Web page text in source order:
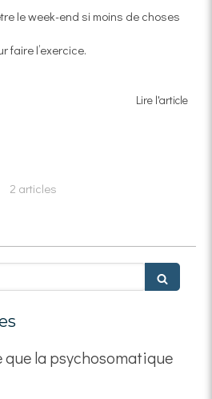
le week-end si moins de choses
faire l’exercice.
Lire l'article
2 articles
que la psychosomatique